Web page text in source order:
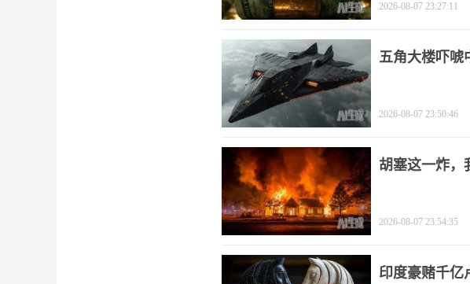
2026-08-07 23:27:11
五角大楼吓唬
2026-08-07 23:50:46
胡塞这一炸，
2026-08-07 23:54:35
印度豪赌千亿